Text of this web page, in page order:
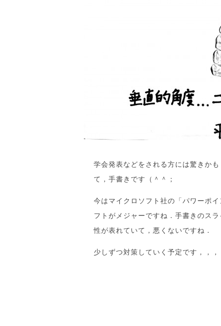
学会発表などをされる方には驚きか
て，手書きです（＾＾；
今はマイクロソフト社の「パワーポ
フトがメジャーですね．手書きのス
性が表れていて，悪くないですね．
少しずつ対策していく予定です，，，